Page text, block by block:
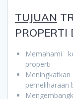
TUJUAN
Memahami
properti
pemeliharaan